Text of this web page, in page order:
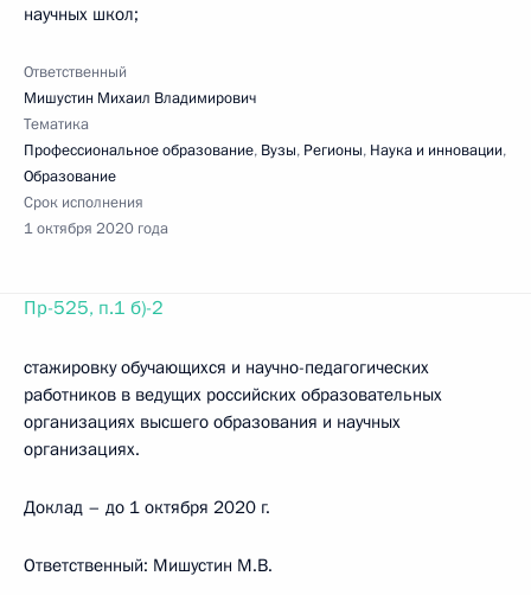
научных школ;
Ответственный
Мишустин Михаил Владимирович
Тематика
Профессиональное образование, Вузы, Регионы, Наука и инновации,
Образование
Срок исполнения
1 октября 2020 года
Пр-525, п.1 б)-2
стажировку обучающихся и научно-педагогических
работников в ведущих российских образовательных
организациях высшего образования и научных
организациях.
Доклад – до 1 октября 2020 г.
Ответственный: Мишустин М.В.